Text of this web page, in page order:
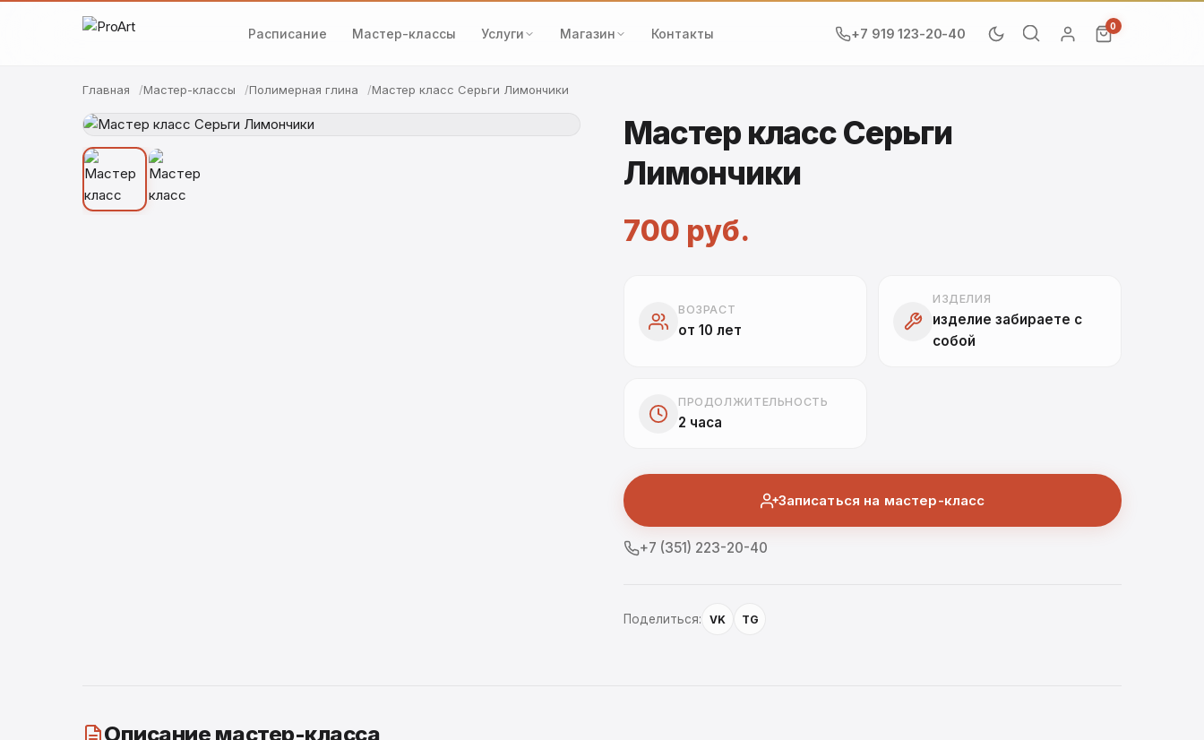
Расписание Мастер-классы Услуги Магазин Контакты +7 919 123-20-40
0
Главная Мастер-классы Полимерная глина Мастер класс Серьги Лимончики
Мастер класс Серьги
Лимончики
700 руб.
ВОЗРАСТ
от 10 лет
ИЗДЕЛИЯ
изделие забираете с
собой
ПРОДОЛЖИТЕЛЬНОСТЬ
2 часа
Записаться на мастер-класс
+7 (351) 223-20-40
Поделиться: VK TG
Описание мастер-класса